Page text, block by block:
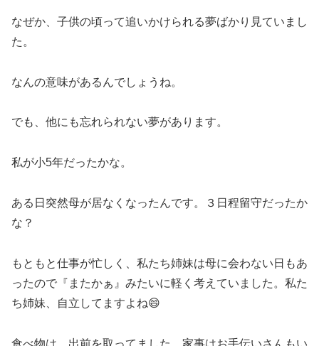
なぜか、子供の頃って追いかけられる夢ばかり見ていまし
た。
なんの意味があるんでしょうね。
でも、他にも忘れられない夢があります。
私が小5年だったかな。
ある日突然母が居なくなったんです。３日程留守だったか
な？
もともと仕事が忙しく、私たち姉妹は母に会わない日もあ
ったので『またかぁ』みたいに軽く考えていました。私た
ち姉妹、自立してますよね😄
食べ物は、出前を取ってました。家事はお手伝いさんもい